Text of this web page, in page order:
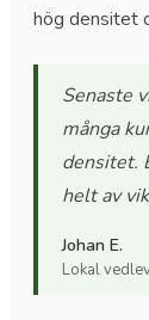
hög densitet
Senaste
många
densitet.
helt av
Johan E.
Lokal